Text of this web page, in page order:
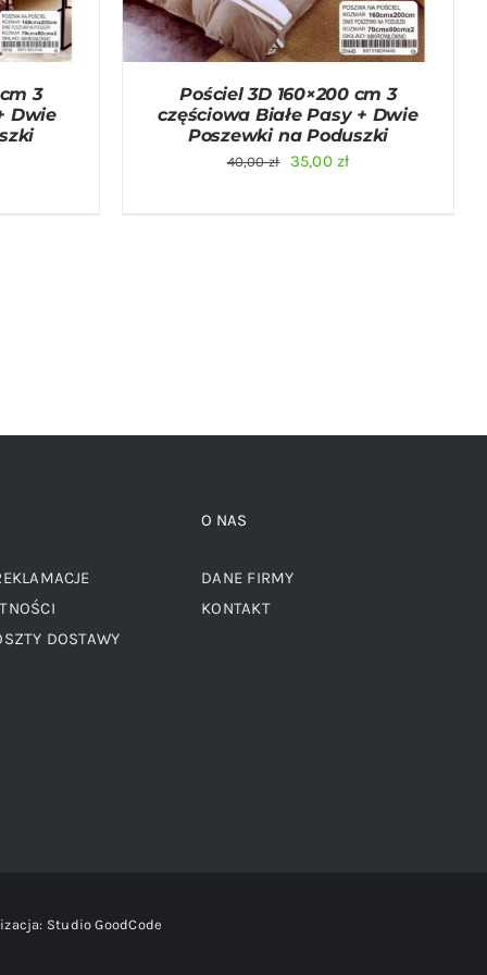
3
Dwie
Pościel 3D 160×200 cm 3
częściowa Białe Pasy + Dwie
Poszewki na Poduszki
40,00zł
Pierwotna
35,00 złAktualna
DOSTAWY
O NAS
DANE FIRMY
KONTAKT
Studio GoodCode